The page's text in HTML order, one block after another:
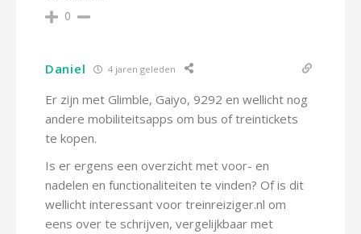
0
Daniel 4 jaren geleden
Er zijn met Glimble, Gaiyo, 9292 en wellicht nog
andere mobiliteitsapps om bus of treintickets
te kopen.
Is er ergens een overzicht met voor- en
nadelen en functionaliteiten te vinden? Of is dit
wellicht interessant voor treinreiziger.nl om
eens over te schrijven, vergelijkbaar met